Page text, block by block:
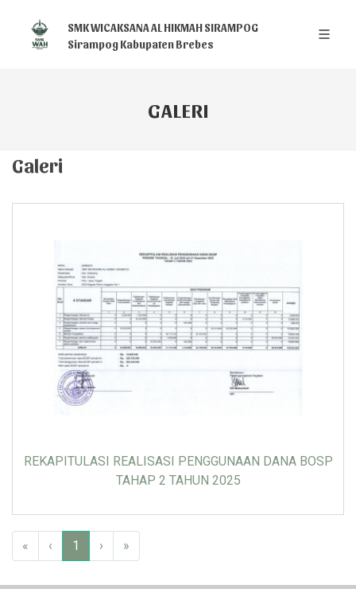
SMK WICAKSANA AL HIKMAH SIRAMPOG
Sirampog Kabupaten Brebes
GALERI
Galeri
REKAPITULASI REALISASI PENGGUNAAN DANA BOSP
TAHAP 2 TAHUN 2025
« ‹ 1 › »